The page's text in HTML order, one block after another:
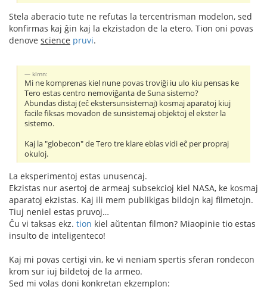
Stela aberacio tute ne refutas la tercentrisman modelon, sed
konfirmas kaj ĝin kaj la ekzistadon de la etero. Tion oni povas
denove science pruvi.
klmn:
Mi ne komprenas kiel nune povas troviĝi iu ulo kiu pensas ke
Tero estas centro nemoviĝanta de Suna sistemo?
Abundas distaj (eĉ ekstersunsistemaj) kosmaj aparatoj kiuj
facile fiksas movadon de sunsistemaj objektoj el ekster la
sistemo.
Kaj la "globecon" de Tero tre klare eblas vidi eĉ per propraj
okuloj.
La eksperimentoj estas unusencaj.
Ekzistas nur asertoj de armeaj subsekcioj kiel NASA, ke kosmaj
aparatoj ekzistas. Kaj ili mem publikigas bildojn kaj filmetojn.
Tiuj neniel estas pruvoj…
Ĉu vi taksas ekz. tion kiel aŭtentan filmon? Miaopinie tio estas
insulto de inteligenteco!
Kaj mi povas certigi vin, ke vi neniam spertis sferan rondecon
krom sur iuj bildetoj de la armeo.
Sed mi volas doni konkretan ekzemplon: